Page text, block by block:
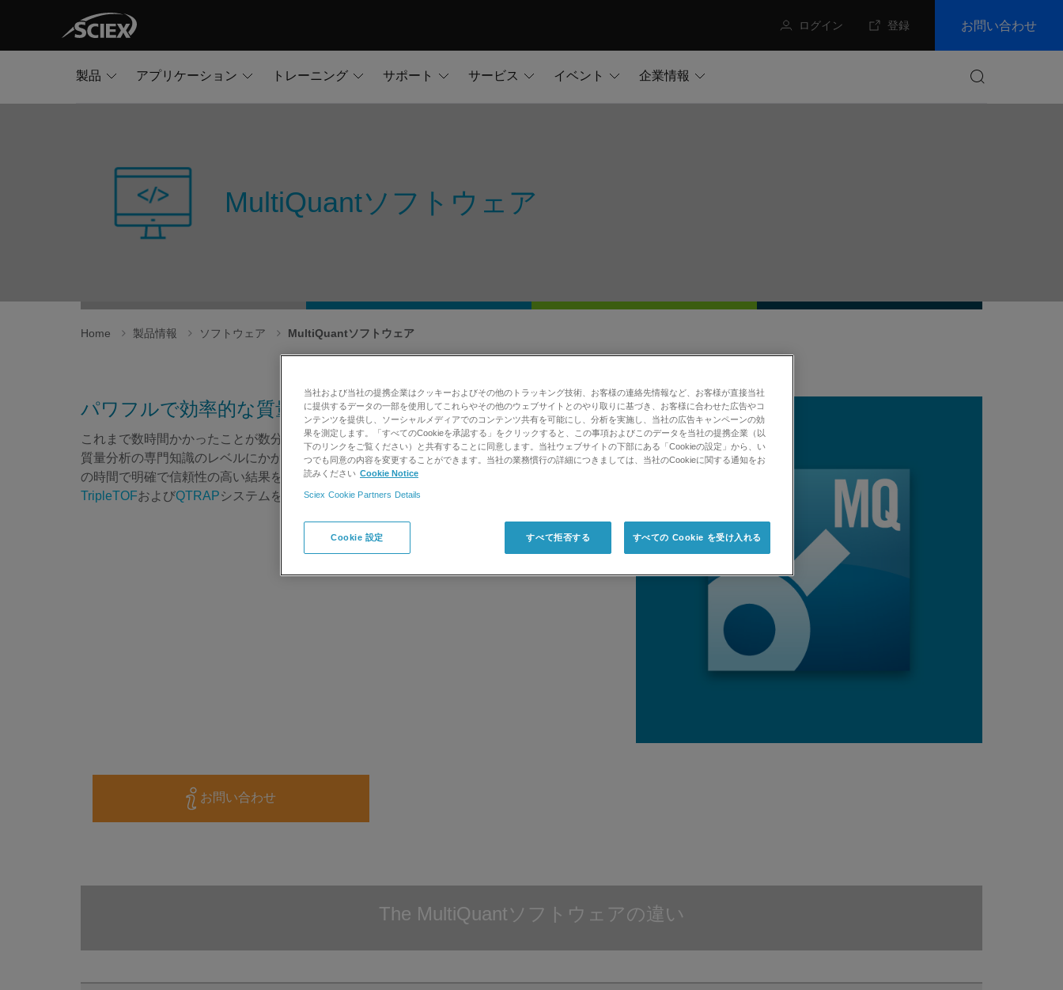
ログイン 登録 お問い合わせ
製品 アプリケーション トレーニング サポート サービス イベント
企業情報
MultiQuantソフトウェア
Home 製品情報 ソフトウェア MultiQuantソフトウェア
パワフルで効率的な質量分析定量ソフトウェア
これまで数時間かかったことが数分でできます。それがMultiQuantソフトウェアです。分野や
質量分析の専門知識のレベルにかかわらず、大量のバッチデータを処理して定量化し、最小限
の時間で明確で信頼性の高い結果を得ることができます。すべてのSCIEX
TripleTOFおよびQTRAPシステムをサポートします。
お問い合わせ
The MultiQuantソフトウェアの違い
当社および当社の提携企業はクッキーおよびその他のトラッキング技術、お客様の連絡先情報など、お客様が直接当社
に提供するデータの一部を使用してこれらやその他のウェブサイトとのやり取りに基づき、お客様に合わせた広告やコ
ンテンツを提供し、ソーシャルメディアでのコンテンツ共有を可能にし、分析を実施し、当社の広告キャンペーンの効
果を測定します。「すべてのCookieを承認する」をクリックすると、この事項およびこのデータを当社の提携企業（以
下のリンクをご覧ください）と共有することに同意します。当社ウェブサイトの下部にある「Cookieの設定」から、い
つでも同意の内容を変更することができます。当社の業務慣行の詳細につきましては、当社のCookieに関する通知をお
読みください Cookie Notice
Sciex Cookie Partners Details
Cookie 設定 すべて拒否する すべての Cookie を受け入れる